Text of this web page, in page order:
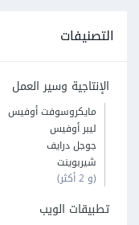
التصنيفات
الإنتاجية وسير العمل
مايكروسوفت أوفيس
ليبر أوفيس
جوجل درايف
شيربوينت
(و 2 أكثر)
تطبيقات الويب